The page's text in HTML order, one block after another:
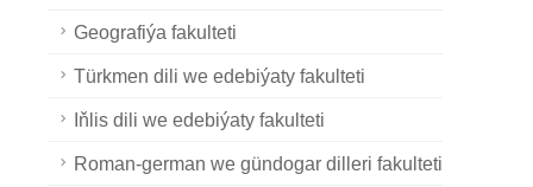
Geografiýa fakulteti
Türkmen dili we edebiýaty fakulteti
Iňlis dili we edebiýaty fakulteti
Roman-german we gündogar dilleri fakulteti